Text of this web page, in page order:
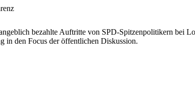
bezahlte Auftritte von SPD-Spitzenpolitikern bei
in den Focus der öffentlichen Diskussion.